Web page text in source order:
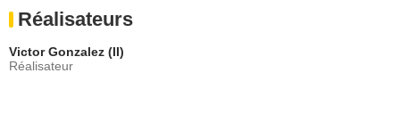
Réalisateurs
Victor Gonzalez (II)
Réalisateur